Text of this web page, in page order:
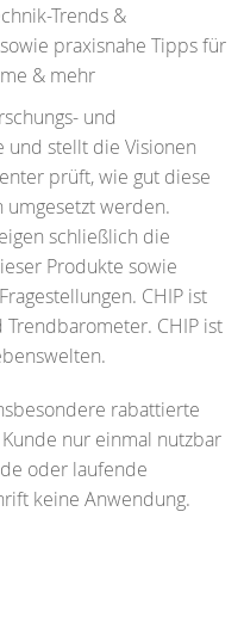
Trends &
praxisnahe Tipps für
& mehr
und
und stellt die Visionen
prüft, wie gut diese
umgesetzt werden.
schließlich die
Produkte sowie
CHIP ist
Trendbarometer. CHIP ist
rabattierte
nur einmal nutzbar
oder laufende
keine Anwendung.